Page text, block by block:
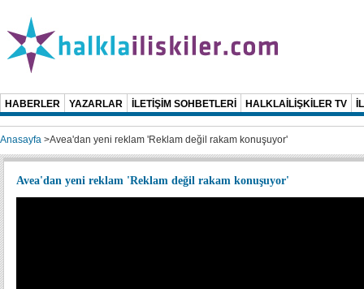
HABERLER YAZARLAR İLETİŞİM SOHBETLERİ HALKLAİLİŞKİLER TV
Anasayfa >Avea'dan yeni reklam 'Reklam değil rakam konuşuyor'
Avea'dan yeni reklam 'Reklam değil rakam konuşuyor'